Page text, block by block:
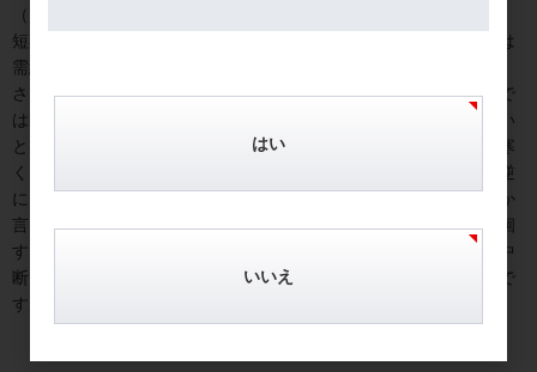
（買い直し）も待っています。
短期価格形成は株価やドルの影響を強く受けますが、中長期的には
需給要因がボディーブローの如く効くことに留意しましょう。
さて、日本もコロナ感染が深刻になってきました。私も仕事の上で
は欧米の状況を見ているので、日本の感染者数はけた違いに少ない
と感じますが、一個人に戻ると、やっぱり気持ち悪いですよね～寒
くなり山手線内でも咳き込む人が増えて、用心してしまいます。逆
に、私が埃でクシャミするときも気を使いますね。忘年会自粛とか
言ってますが、当たり前でしょう。こんな時期に夜の繁華街を徘徊
する気持ちが分かりません。私の趣味の「旨いもの探し」も当面中
断ですよ。さいわい、配偶者が料理の達人なので、内食でも十分で
すが(笑)
はい
いいえ